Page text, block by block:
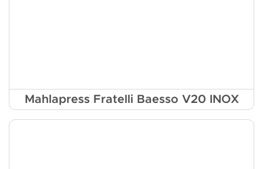
Mahlapress Fratelli Baesso V20 INOX